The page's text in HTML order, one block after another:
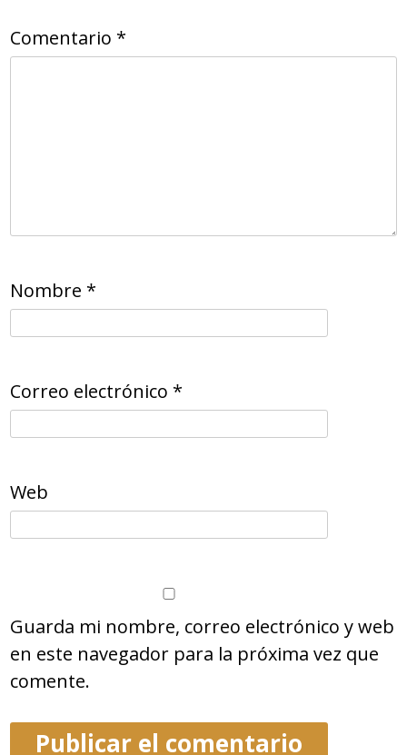
Comentario *
Nombre *
Correo electrónico *
Web
Guarda mi nombre, correo electrónico y web
en este navegador para la próxima vez que
comente.